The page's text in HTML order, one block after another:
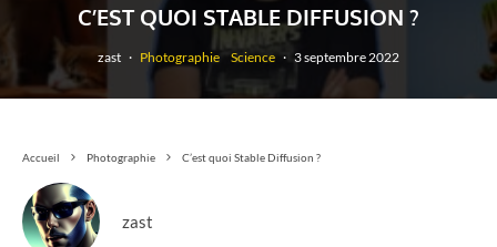
C’EST QUOI STABLE DIFFUSION ?
zast · Photographie Science · 3 septembre 2022
Accueil Photographie C’est quoi Stable Diffusion ?
zast